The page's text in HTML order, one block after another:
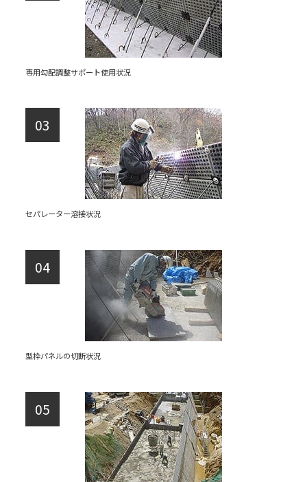
専用勾配調整サポート使用状況
セパレーター溶接状況
型枠パネルの切断状況